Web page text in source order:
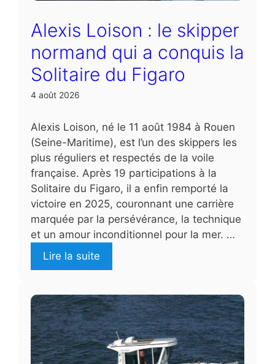
Alexis Loison : le skipper
normand qui a conquis la
Solitaire du Figaro
4 août 2026
Alexis Loison, né le 11 août 1984 à Rouen
(Seine-Maritime), est l’un des skippers les
plus réguliers et respectés de la voile
française. Après 19 participations à la
Solitaire du Figaro, il a enfin remporté la
victoire en 2025, couronnant une carrière
marquée par la persévérance, la technique
et un amour inconditionnel pour la mer. …
Lire la suite